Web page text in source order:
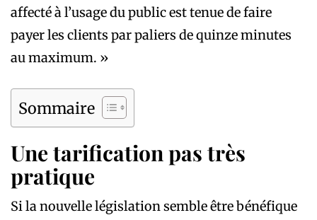
affecté à l’usage du public est tenue de faire
payer les clients par paliers de quinze minutes
au maximum. »
Sommaire
Une tarification pas très
pratique
Si la nouvelle législation semble être bénéfique